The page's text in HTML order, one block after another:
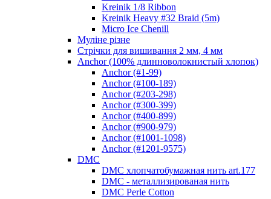
Kreinik 1/8 Ribbon
Kreinik Heavy #32 Braid (5m)
Micro Ice Chenill
Муліне різне
Стрічки для вишивання 2 мм, 4 мм
Anchor (100% длинноволокнистый хлопок)
Anchor (#1-99)
Anchor (#100-189)
Anchor (#203-298)
Anchor (#300-399)
Anchor (#400-899)
Anchor (#900-979)
Anchor (#1001-1098)
Anchor (#1201-9575)
DMC
DMC хлопчатобумажная нить art.177
DMC - металлизированая нить
DMC Perle Cotton